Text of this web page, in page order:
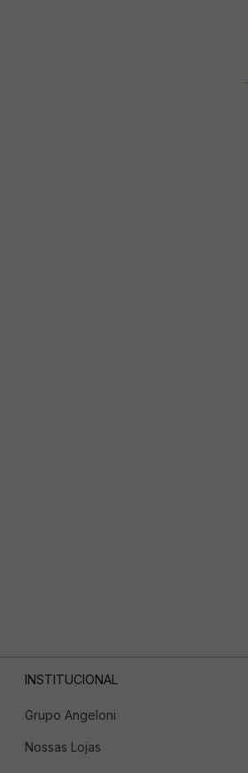
INSTITUCIONAL
Grupo Angeloni
Nossas Lojas